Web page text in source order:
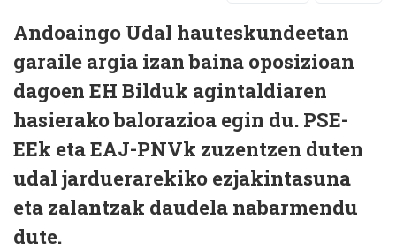
Andoaingo Udal hauteskundeetan
garaile argia izan baina oposizioan
dagoen EH Bilduk agintaldiaren
hasierako balorazioa egin du. PSE-
EEk eta EAJ-PNVk zuzentzen duten
udal jarduerarekiko ezjakintasuna
eta zalantzak daudela nabarmendu
dute.